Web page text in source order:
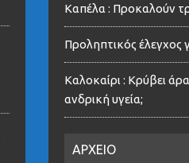
Καπέλα : Προκαλούν
Προληπτικός έλεγχος
Καλοκαίρι : Κρύβει
ανδρική υγεία;
ΑΡΧΕΙΟ